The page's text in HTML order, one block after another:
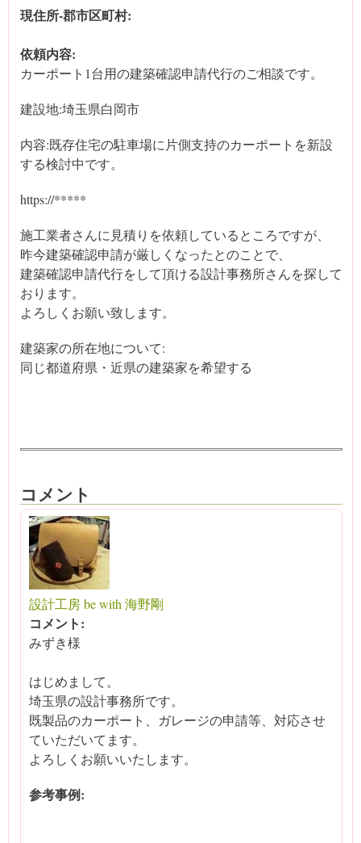
現住所‐郡市区町村:
依頼内容:
カーポート1台用の建築確認申請代行のご相談です。
建設地:埼玉県白岡市
内容:既存住宅の駐車場に片側支持のカーポートを新設
する検討中です。
https://*****
施工業者さんに見積りを依頼しているところですが、
昨今建築確認申請が厳しくなったとのことで、
建築確認申請代行をして頂ける設計事務所さんを探して
おります。
よろしくお願い致します。
建築家の所在地について:
同じ都道府県・近県の建築家を希望する
コメント
設計工房 be with 海野剛
コメント:
みずき様
はじめまして。
埼玉県の設計事務所です。
既製品のカーポート、ガレージの申請等、対応させ
ていただいてます。
よろしくお願いいたします。
参考事例: